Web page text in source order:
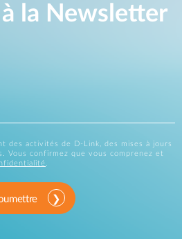
la Newsletter
des activités de D-Link, des mises à jours
Vous confirmez que vous comprenez et
.